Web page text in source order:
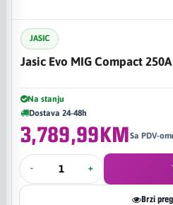
JASIC
Jasic Evo MIG Compact 250A
Na stanju
Dostava 24-48h
3,789,99KMSa PDV-om
- +
Brzi